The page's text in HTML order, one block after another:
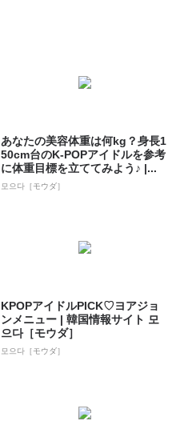
あなたの美容体重は何kg？身長1
50cm台のK-POPアイドルを参考
に体重目標を立ててみよう♪ |...
모으다［モウダ］
KPOPアイドルPICK♡ヨアジョ
ンメニュー | 韓国情報サイト 모
으다［モウダ］
모으다［モウダ］